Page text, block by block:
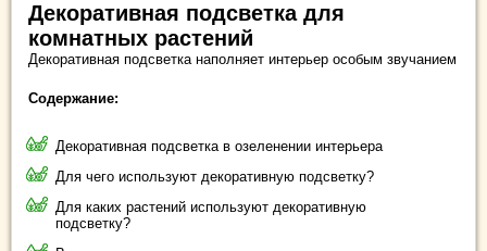
Декоративная подсветка для
комнатных растений
Декоративная подсветка наполняет интерьер особым звучанием
Содержание:
Декоративная подсветка в озеленении интерьера
Для чего используют декоративную подсветку?
Для каких растений используют декоративную
подсветку?